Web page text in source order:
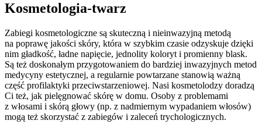
Kosmetologia-twarz
Zabiegi kosmetologiczne są skuteczną i nieinwazyjną metodą
na poprawę jakości skóry, która w szybkim czasie odzyskuje dzięki
nim gładkość, ładne napięcie, jednolity koloryt i promienny blask.
Są też doskonałym przygotowaniem do bardziej inwazyjnych metod
medycyny estetycznej, a regularnie powtarzane stanowią ważną
część profilaktyki przeciwstarzeniowej. Nasi kosmetolodzy doradzą
Ci też, jak pielęgnować skórę w domu. Osoby z problemami
z włosami i skórą głowy (np. z nadmiernym wypadaniem włosów)
mogą też skorzystać z zabiegów i zaleceń trychologicznych.